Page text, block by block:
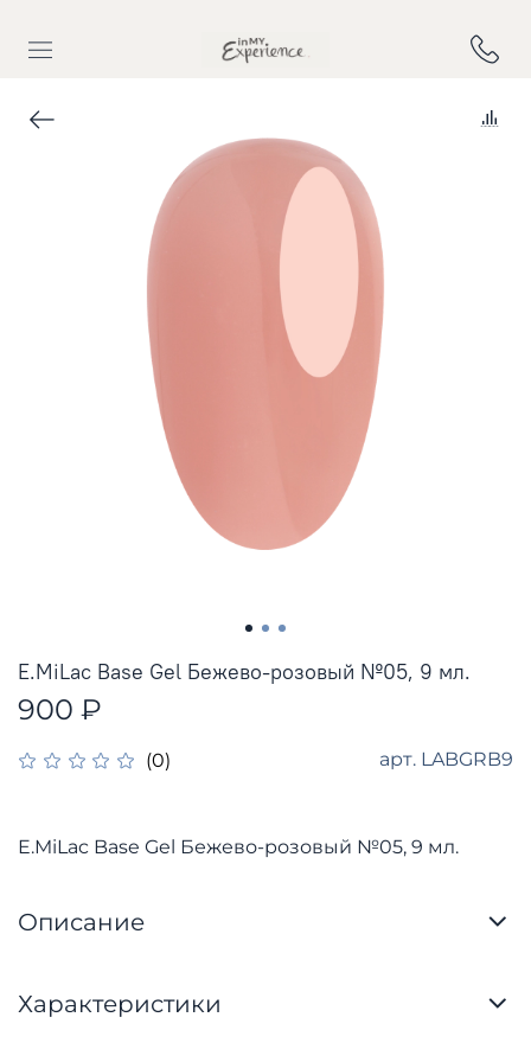
(0) арт. LABGRB9
E.MiLac Base Gel Бежево-розовый №05, 9 мл.
900 ₽
E.MiLac Base Gel Бежево-розовый №05, 9 мл.
Описание
Характеристики